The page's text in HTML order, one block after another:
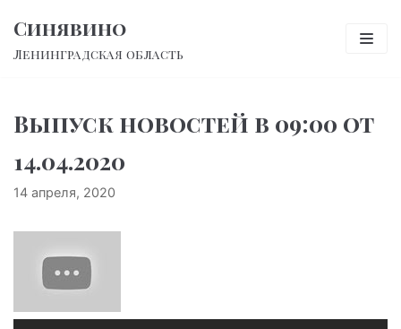
Перейти
к
Синявино
Ленинградская область
Выпуск новостей в 09:00 от
14.04.2020
14 апреля, 2020